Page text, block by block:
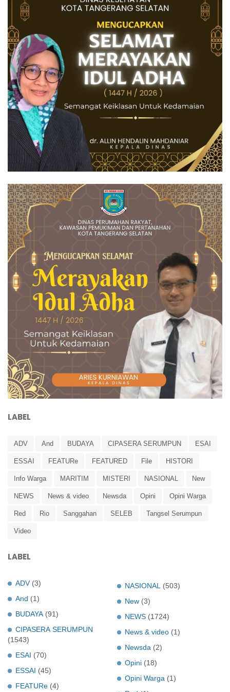
LABEL
ADV And BUDAYA CIPASERA SERUMPUN ESAI
ESSAI FEATURe FEATURED File HISTORI
Info Warga MARITIM MISTERI NASIONAL New
NEWS News & video Newsda Opini Opini Warga
Red Rio Sanggahan SELEB Tangsel Serumpun
Video
LABEL
ADV (3)
And (1)
BUDAYA (91)
CIPASERA SERUMPUN
(1543)
ESAI (70)
ESSAI (45)
FEATURe (4)
NASIONAL
(503)
New (3)
NEWS (1724)
News & video (1)
Newsda (2)
Opini (18)
Opini Warga (1)